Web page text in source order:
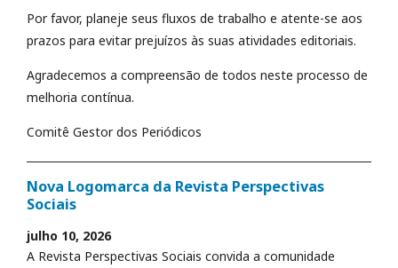
Por favor, planeje seus fluxos de trabalho e atente-se aos
prazos para evitar prejuízos às suas atividades editoriais.
Agradecemos a compreensão de todos neste processo de
melhoria contínua.
Comitê Gestor dos Periódicos
Nova Logomarca da Revista Perspectivas
Sociais
julho 10, 2026
A Revista Perspectivas Sociais convida a comunidade